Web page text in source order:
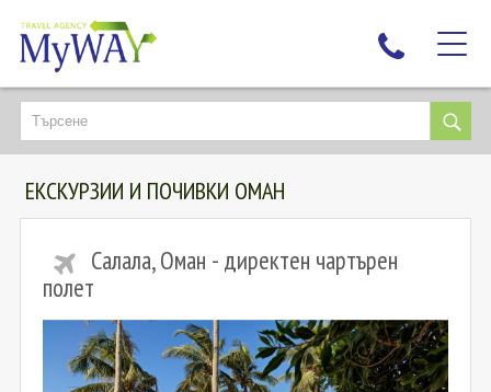
НАЙ-ТЪРСЕНИ
ДЕСТИНАЦИИ
ЕКЗОТИЧНИ ПОЧИВКИ
КРУИЗИ
НОВА ГОДИНА
ПЪТУВАЙТЕ С ДЕЦА
ЛЮБОПИТНО
ЕКСКУРЗИИ И ПОЧИВКИ ОМАН
Салала, Оман - директен чартърен
полет